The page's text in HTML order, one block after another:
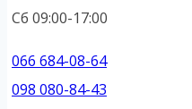
Сб 09:00-17:00
066 684-08-64
098 080-84-43